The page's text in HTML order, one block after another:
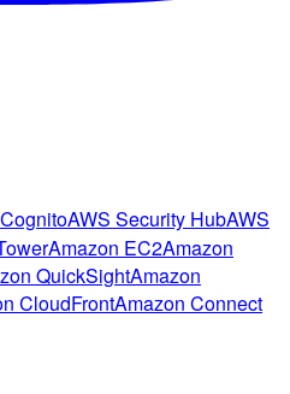
AWS Security HubAWS
Amazon EC2Amazon
QuickSightAmazon
CloudFrontAmazon Connect